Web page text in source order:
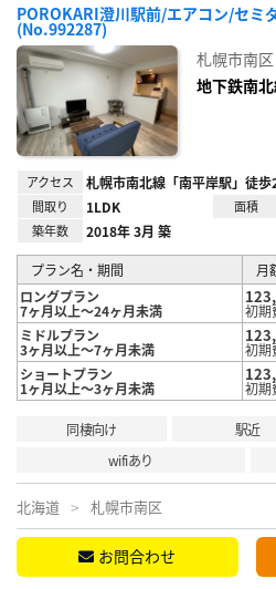
POROKARI澄川駅前/エアコン/セミ
(No.992287)
札幌市南区
地下鉄南
アクセス 札幌市南北線「南平岸駅」徒歩
間取り 1LDK 面積
築年数 2018年 3月 築
プラン名・期間
月
ロングプラン
7ヶ月以上～24ヶ月未満
初期
ミドルプラン
3ヶ月以上～7ヶ月未満
初期
ショートプラン
1ヶ月以上～3ヶ月未満 初期
同棲向け 駅近
wifiあり
北海道 札幌市南区
お問合わせ